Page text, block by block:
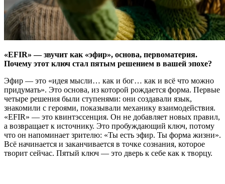
«EFIR» — звучит как «эфир», основа, первоматерия.
Почему этот ключ стал пятым решением в вашей эпохе?
Эфир — это «идея мысли… как и бог… как и всё что можно
придумать». Это основа, из которой рождается форма. Первые
четыре решения были ступенями: они создавали язык,
знакомили с героями, показывали механику взаимодействия.
«EFIR» — это квинтэссенция. Он не добавляет новых правил,
а возвращает к источнику. Это пробуждающий ключ, потому
что он напоминает зрителю: «Ты есть эфир. Ты форма жизни».
Всё начинается и заканчивается в точке сознания, которое
творит сейчас. Пятый ключ — это дверь к себе как к творцу.